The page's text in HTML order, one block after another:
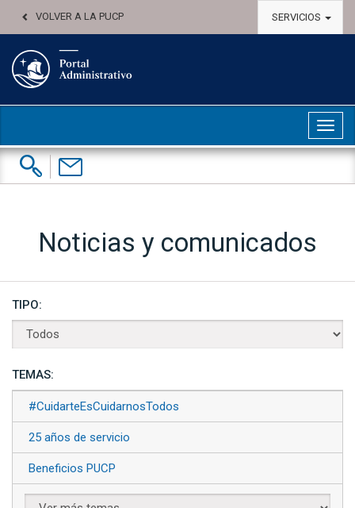
VOLVER A LA PUCP SERVICIOS
Buscar:
Contáctenos
Noticias y comunicados
TIPO:
TEMAS:
#CuidarteEsCuidarnosTodos
25 años de servicio
Beneficios PUCP